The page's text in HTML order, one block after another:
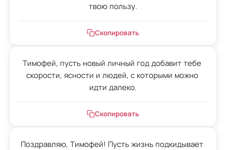
твою пользу.
Скопировать
Тимофей, пусть новый личный год добавит тебе
скорости, ясности и людей, с которыми можно
идти далеко.
Скопировать
Поздравляю, Тимофей! Пусть жизнь подкидывает